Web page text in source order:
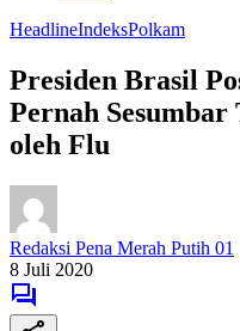
HeadlineIndeksPolkam
Presiden Brasil
Pernah
oleh Flu
Redaksi Pena Merah Putih 01
8 Juli 2020